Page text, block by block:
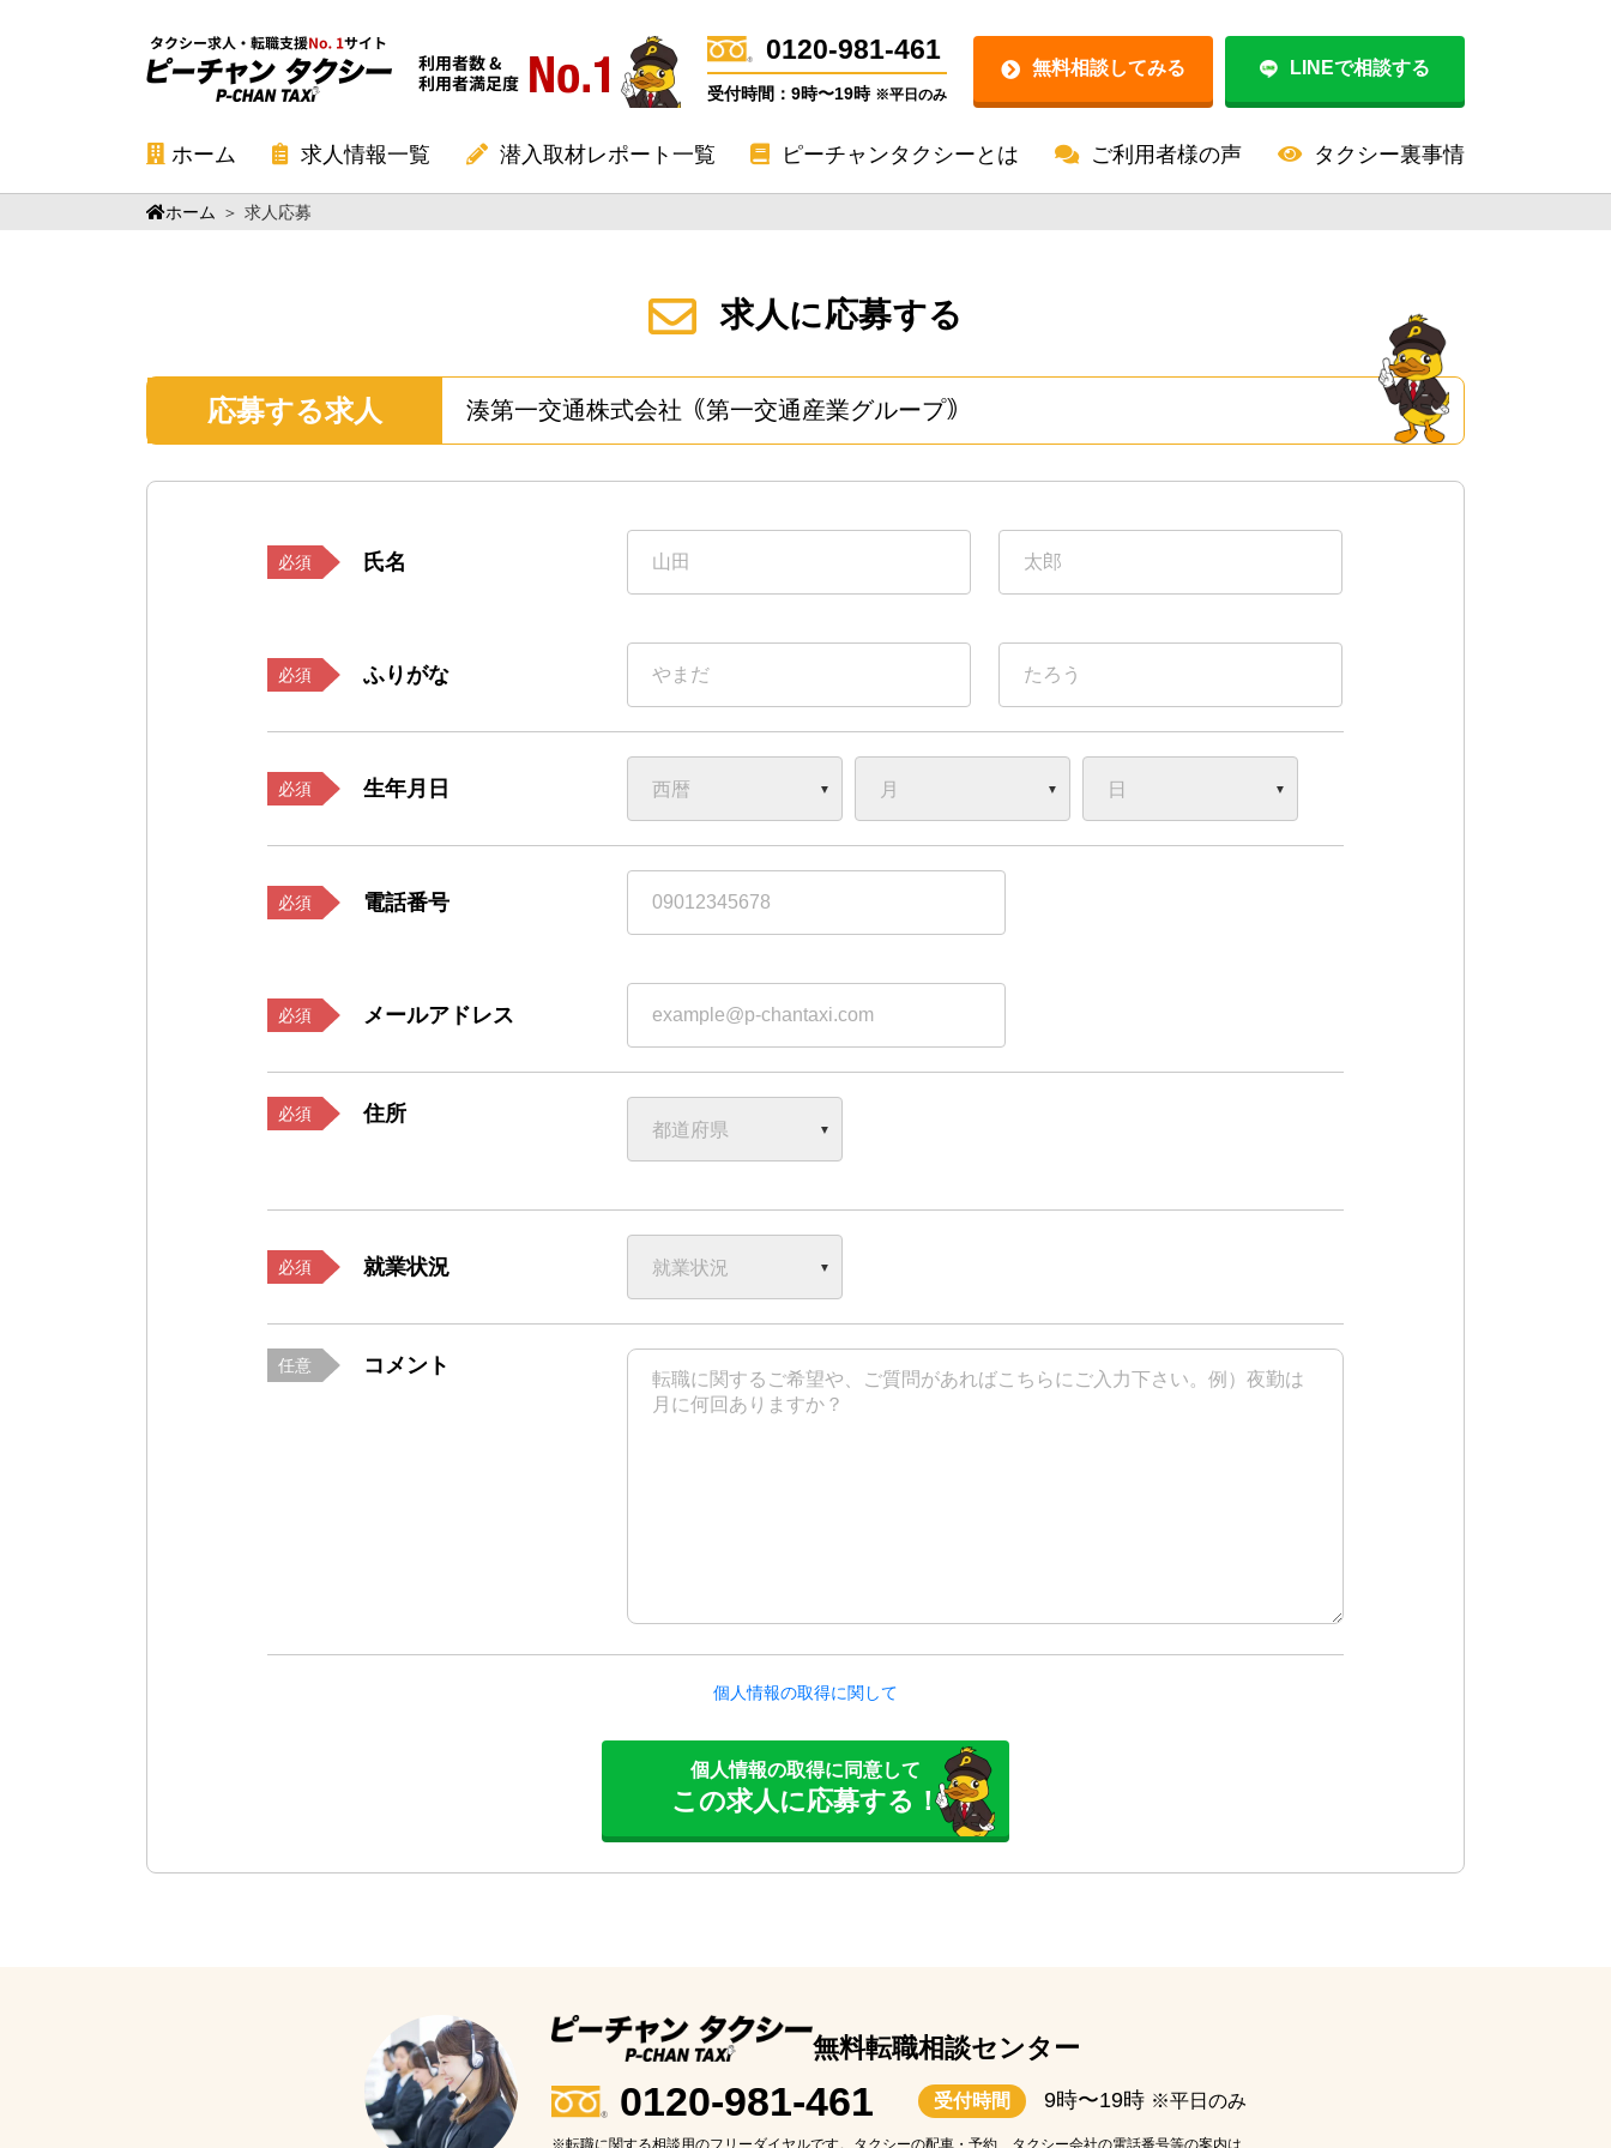
0120-981-461
受付時間：9時〜19時 ※平日のみ
無料相談してみる LINEで相談する
ホーム 求人情報一覧 潜入取材レポート一覧 ピーチャンタクシーとは ご利用者様の声 タクシー裏事情
ホーム ＞ 求人応募
求人に応募する
応募する求人 湊第一交通株式会社｟第一交通産業グループ｠
必須 氏名
必須 ふりがな
必須 生年月日
必須 電話番号
必須 メールアドレス
必須 住所
必須 就業状況
任意 コメント
個人情報の取得に関して
個人情報の取得に同意して
この求人に応募する！
無料転職相談センター
0120-981-461 受付時間 9時〜19時 ※平日のみ
※転職に関する相談用のフリーダイヤルです。タクシーの配車・予約、タクシー会社の電話番号等の案内は